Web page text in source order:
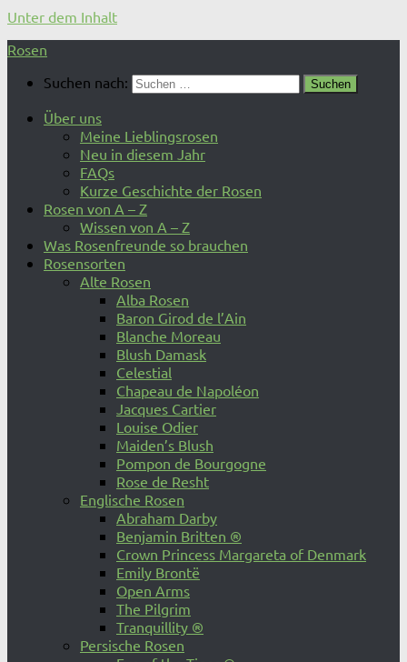
Unter dem Inhalt
Rosen
Suchen nach:
Über uns
Meine Lieblingsrosen
Neu in diesem Jahr
FAQs
Kurze Geschichte der Rosen
Rosen von A – Z
Wissen von A – Z
Was Rosenfreunde so brauchen
Rosensorten
Alte Rosen
Alba Rosen
Baron Girod de l’Ain
Blanche Moreau
Blush Damask
Celestial
Chapeau de Napoléon
Jacques Cartier
Louise Odier
Maiden’s Blush
Pompon de Bourgogne
Rose de Resht
Englische Rosen
Abraham Darby
Benjamin Britten ®
Crown Princess Margareta of Denmark
Emily Brontë
Open Arms
The Pilgrim
Tranquillity ®
Persische Rosen